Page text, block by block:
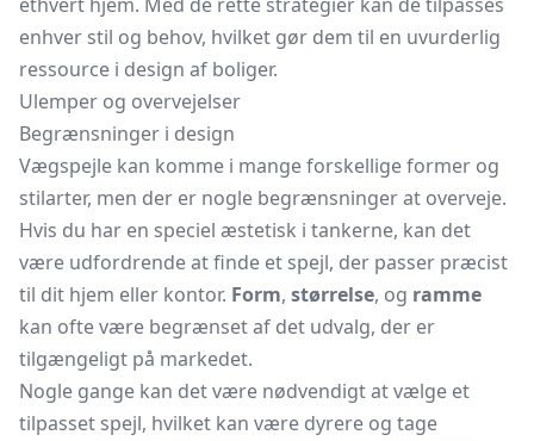
enhver stil og behov, hvilket gør dem til en uvurderlig
ressource i design af boliger.
Ulemper og overvejelser
Begrænsninger i design
Vægspejle kan komme i mange forskellige former og
stilarter, men der er nogle begrænsninger at overveje.
Hvis du har en speciel æstetisk i tankerne, kan det
være udfordrende at finde et spejl, der passer præcist
til dit hjem eller kontor. Form, størrelse, og ramme
kan ofte være begrænset af det udvalg, der er
tilgængeligt på markedet.
Nogle gange kan det være nødvendigt at vælge et
tilpasset spejl, hvilket kan være dyrere og tage